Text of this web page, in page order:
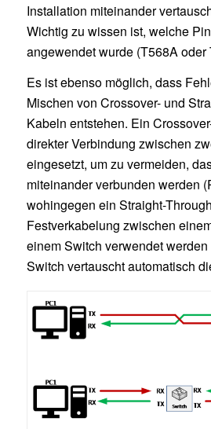
Installation miteinander
Wichtig zu wissen ist, welche
angewendet wurde (T568A oder
Es ist ebenso möglich, dass
Mischen von Crossover- und
Kabeln entstehen. Ein
direkter Verbindung zwischen
eingesetzt, um zu vermeiden,
miteinander verbunden werden
wohingegen ein Straight-
Festverkabelung zwischen
einem Switch verwendet
Switch vertauscht automatisch